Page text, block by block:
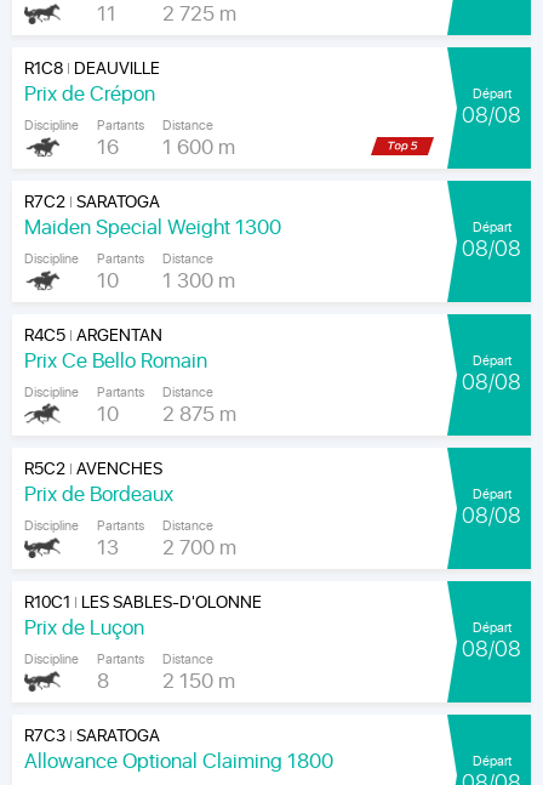
11 2 725 m
R1C8| DEAUVILLE
Prix de Crépon
Discipline Partants
16
Distance
1 600 m
Départ
08/08
R7C2|SARATOGA
Maiden Special Weight 1300
Discipline Partants
10
Distance
1 300 m
Départ
08/08
R4C5|ARGENTAN
Prix Ce Bello Romain
Discipline Partants
10
Distance
2 875 m
Départ
08/08
R5C2|AVENCHES
Prix de Bordeaux
Discipline Partants
13
Distance
2 700 m
Départ
08/08
R10C1 | LES SABLES-D'OLONNE
Prix de Luçon
Discipline Partants
8
Distance
2 150 m
Départ
08/08
R7C3|SARATOGA
Allowance Optional Claiming 1800 Départ